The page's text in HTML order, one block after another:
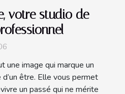
votre studio de
une image qui marque un
être. Elle vous permet
un passé qui ne mérite